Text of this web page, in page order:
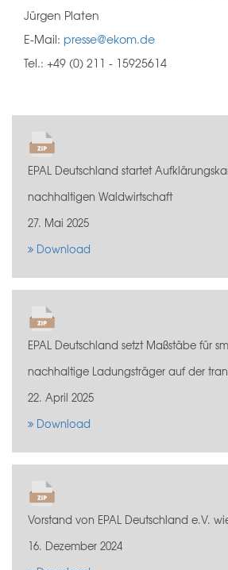
Jürgen Platen
E-Mail: presse@ekom.de
Tel.: +49 (0) 211 - 15925614
EPAL Deutschland startet
nachhaltigen Waldwirtschaft
27. Mai 2025
Download
EPAL Deutschland setzt Maßstäbe für
nachhaltige Ladungsträger auf der
22. April 2025
Download
Vorstand von EPAL Deutschland e.V.
16. Dezember 2024